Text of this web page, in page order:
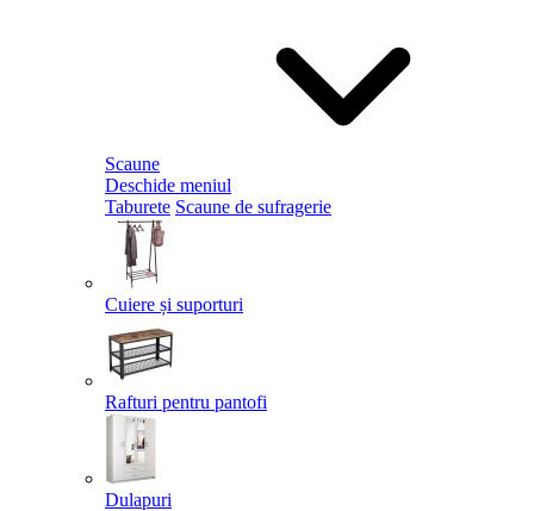
Scaune
Deschide meniul
Taburete Scaune de sufragerie
Cuiere și suporturi
Rafturi pentru pantofi
Dulapuri